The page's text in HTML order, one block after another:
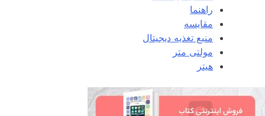
راهنما
مقایسه
منبع تغذیه دیجیتال
مولتی متر
هیتر